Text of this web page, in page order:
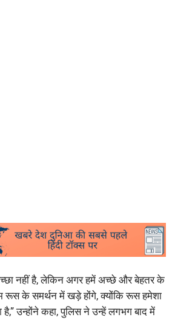
नहीं है, लेकिन अगर हमें अच्छे और बेहतर के
रूस के समर्थन में खड़े होंगे, क्योंकि रूस हमेशा
है,” उन्होंने कहा, पुलिस ने उन्हें लगभग बाद में